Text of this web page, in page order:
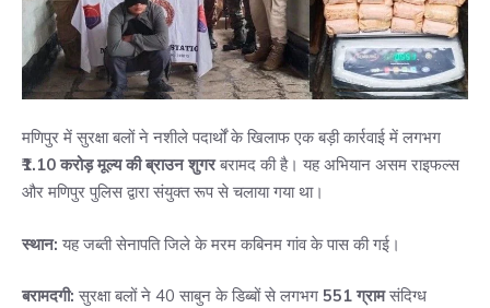
मणिपुर में सुरक्षा बलों ने नशीले पदार्थों के खिलाफ एक बड़ी कार्रवाई में लगभग
₹1.10 करोड़ मूल्य की ब्राउन शुगरबरामद की है। यह अभियान असम राइफल्स
और मणिपुर पुलिस द्वारा संयुक्त रूप से चलाया गया था।
स्थान: यह जब्ती सेनापति जिले के मरम कबिनम गांव के पास की गई।
बरामदगी: सुरक्षा बलों ने 40 साबुन के डिब्बों से लगभग 551 ग्रामसंदिग्ध